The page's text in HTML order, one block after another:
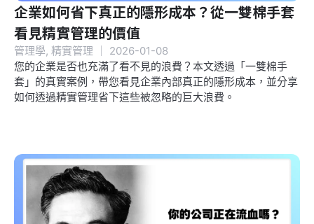
企業如何省下真正的隱形成本？從一雙棉手套
看見精實管理的價值
管理學, 精實管理
2026-01-08
您的企業是否也充滿了看不見的浪費？本文透過「一雙棉手
套」的真實案例，帶您看見企業內部真正的隱形成本，並分享
如何透過精實管理省下這些被忽略的巨大浪費。